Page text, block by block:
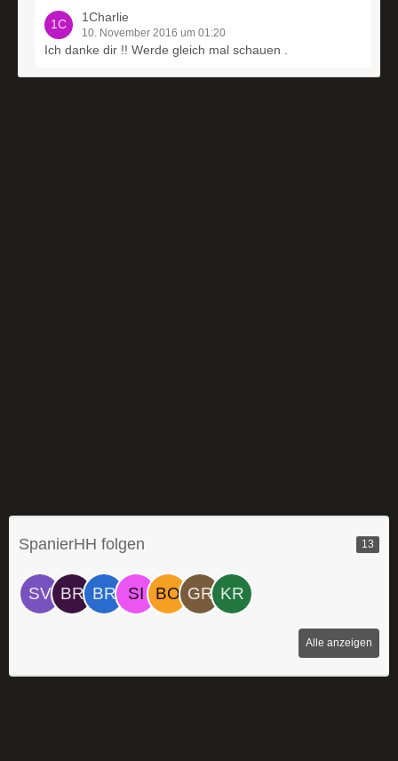
1Charlie
10. November 2016 um 01:20
Ich danke dir !! Werde gleich mal schauen .
SpanierHH folgen 13
Alle anzeigen